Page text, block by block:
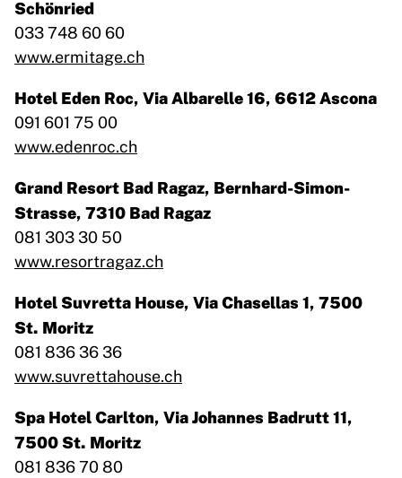
Schönried
033 748 60 60
www.ermitage.ch
Hotel Eden Roc, Via Albarelle 16, 6612 Ascona
091 601 75 00
www.edenroc.ch
Grand Resort Bad Ragaz, Bernhard-Simon-
Strasse, 7310 Bad Ragaz
081 303 30 50
www.resortragaz.ch
Hotel Suvretta House, Via Chasellas 1, 7500
St. Moritz
081 836 36 36
www.suvrettahouse.ch
Spa Hotel Carlton, Via Johannes Badrutt 11,
7500 St. Moritz
081 836 70 80